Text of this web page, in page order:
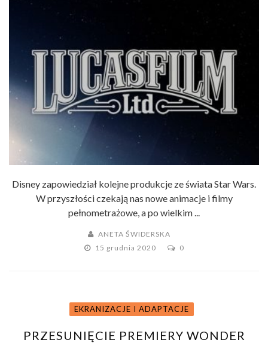
Disney zapowiedział kolejne produkcje ze świata Star Wars.
W przyszłości czekają nas nowe animacje i filmy
pełnometrażowe, a po wielkim ...
ANETA ŚWIDERSKA
15 grudnia 2020
0
EKRANIZACJE I ADAPTACJE
PRZESUNIĘCIE PREMIERY WONDER